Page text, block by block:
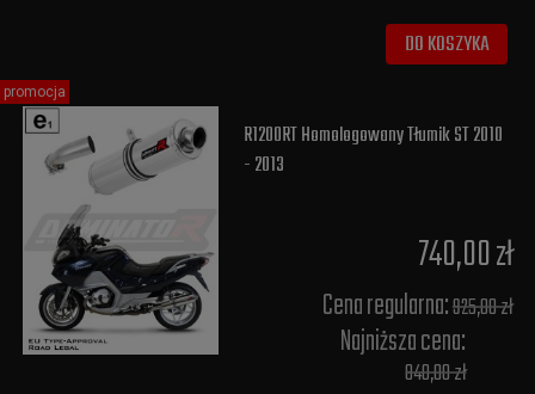
DO KOSZYKA
R1200RT Homologowany Tłumik ST 2010
- 2013
740,00 zł
Cena regularna:925,00 zł
Najniższa cena:
840,00 zł
promocja